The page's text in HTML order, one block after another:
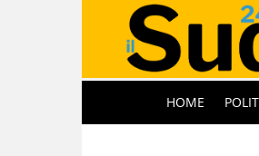
HOME